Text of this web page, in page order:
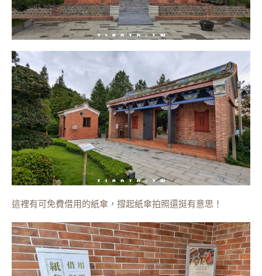
這裡有可免費借用的紙傘，撐起紙傘拍照還挺有意思！